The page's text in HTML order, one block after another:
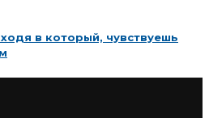
в который, чувствуешь